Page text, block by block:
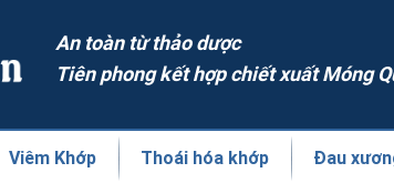
An toàn từ thảo dược
Tiên phong kết hợp chiết xuất Móng
Viêm Khớp Thoái hóa khớp Đau